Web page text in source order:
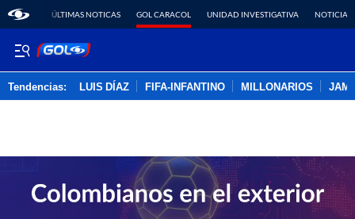
ÚLTIMAS NOTICAS GOL CARACOL UNIDAD INVESTIGATIVA NOTICIAS
Tendencias: LUIS DÍAZ FIFA-INFANTINO MILLONARIOS